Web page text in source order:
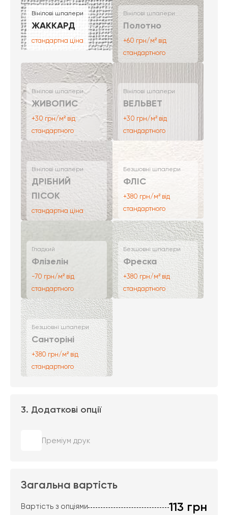
Вінілові шпалери
ЖАККАРД
стандартна ціна
Вінілові шпалери
Полотно
+60 грн/м² від
стандартного
Вінілові шпалери
ЖИВОПИС
+30 грн/м² від
стандартного
Вінілові шпалери
ВЕЛЬВЕТ
+30 грн/м² від
стандартного
Вінілові шпалери
ДРІБНИЙ
ПІСОК
стандартна ціна
Безшовні шпалери
ФЛІС
+380 грн/м² від
стандартного
Гладкий
Флізелін
-70 грн/м² від
стандартного
Безшовні шпалери
Фреска
+380 грн/м² від
стандартного
Безшовні шпалери
Санторіні
+380 грн/м² від
стандартного
3. Додаткові опції
Преміум друк
Загальна вартість
Вартість з опціями 113 грн